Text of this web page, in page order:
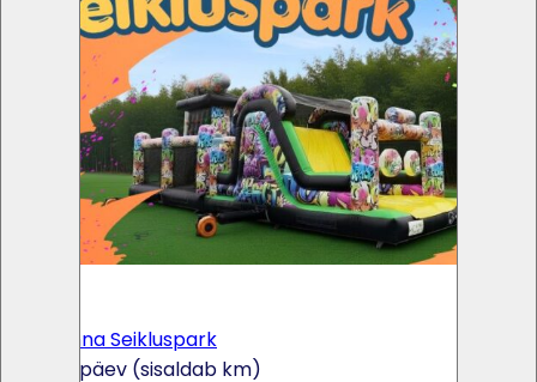
UUS! Linna Seikluspark
220€ / päev (sisaldab km)